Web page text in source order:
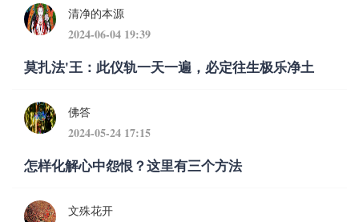
清净的本源
2024-06-04 19:39
莫扎法'王：此仪轨一天一遍，必定往生极乐净土
佛答
2024-05-24 17:15
怎样化解心中怨恨？这里有三个方法
文殊花开